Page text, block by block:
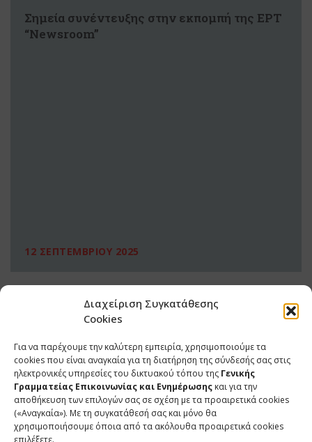
Διαχείριση Συγκατάθεσης
Cookies
Για να παρέχουμε την καλύτερη εμπειρία, χρησιμοποιούμε τα
cookies που είναι αναγκαία για τη διατήρηση της σύνδεσής σας στις
ηλεκτρονικές υπηρεσίες του δικτυακού τόπου της Γενικής
Γραμματείας Επικοινωνίας και Ενημέρωσης και για την
αποθήκευση των επιλογών σας σε σχέση με τα προαιρετικά cookies
(«Αναγκαία»). Με τη συγκατάθεσή σας και μόνο θα
χρησιμοποιήσουμε όποια από τα ακόλουθα προαιρετικά cookies
επιλέξετε.
Σημεία συνέντευξης στην εκπομπή της ΕΡΤ
“Newsroom”
12 ΣΕΠΤΕΜΒΡΙΟΥ 2025
ΕΠΙΚΟΙΝΩΝΙΑ